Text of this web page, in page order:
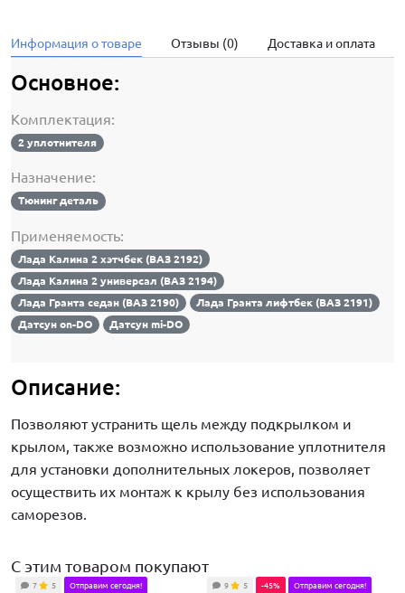
Информация о товаре Отзывы (0) Доставка и оплата
Основное:
Комплектация:
2 уплотнителя
Назначение:
Тюнинг деталь
Применяемость:
Лада Калина 2 хэтчбек (ВАЗ 2192)
Лада Калина 2 универсал (ВАЗ 2194)
Лада Гранта седан (ВАЗ 2190)
Лада Гранта лифтбек (ВАЗ 2191)
Датсун on-DO
Датсун mi-DO
Описание:
Позволяют устранить щель между подкрылком и
крылом, также возможно использование уплотнителя
для установки дополнительных локеров, позволяет
осуществить их монтаж к крылу без использования
саморезов.
С этим товаром покупают
7 5 Отправим сегодня! 9 5 -45% Отправим сегодня!